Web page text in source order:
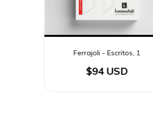
Ferrajoli - Escritos, 1
$94 USD